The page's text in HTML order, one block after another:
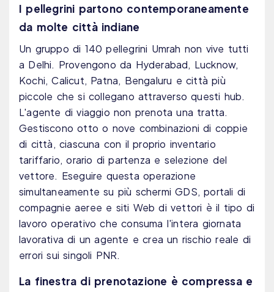
I pellegrini partono contemporaneamente
da molte città indiane
Un gruppo di 140 pellegrini Umrah non vive tutti
a Delhi. Provengono da Hyderabad, Lucknow,
Kochi, Calicut, Patna, Bengaluru e città più
piccole che si collegano attraverso questi hub.
L'agente di viaggio non prenota una tratta.
Gestiscono otto o nove combinazioni di coppie
di città, ciascuna con il proprio inventario
tariffario, orario di partenza e selezione del
vettore. Eseguire questa operazione
simultaneamente su più schermi GDS, portali di
compagnie aeree e siti Web di vettori è il tipo di
lavoro operativo che consuma l'intera giornata
lavorativa di un agente e crea un rischio reale di
errori sui singoli PNR.
La finestra di prenotazione è compressa e